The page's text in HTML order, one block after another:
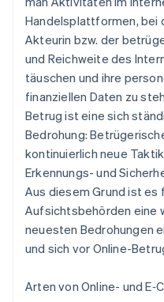
Handelsplattformen, bei
Akteurin bzw. der
und Reichweite des
täuschen und ihre
finanziellen Daten zu
Betrug ist eine sich
Bedrohung:
kontinuierlich neue
Erkennungs- und
Aus diesem Grund ist es
Aufsichtsbehörden eine
neuesten Bedrohungen
und sich vor Online-
Arten von Online- und